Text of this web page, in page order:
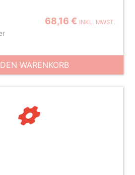
68,16 € INKL. MWST.
WARENKORB